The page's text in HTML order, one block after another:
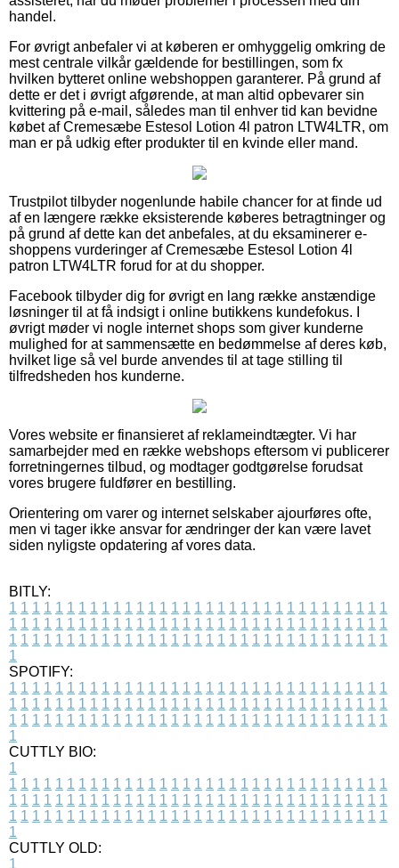
handel.
For øvrigt anbefaler vi at køberen er omhyggelig omkring de
mest centrale vilkår gældende for bestillingen, som fx
hvilken bytteret online webshoppen garanterer. På grund af
dette er det i øvrigt afgørende, at man altid opbevarer sin
kvittering på e-mail, således man til enhver tid kan bevidne
købet af Cremesæbe Estesol Lotion 4l patron LTW4LTR, om
man er på udkig efter produkter til en kvinde eller mand.
Trustpilot tilbyder nogenlunde habile chancer for at finde ud
af en længere række eksisterende køberes betragtninger og
på grund af dette kan det anbefales, at du eksaminerer e-
shoppens vurderinger af Cremesæbe Estesol Lotion 4l
patron LTW4LTR forud for at du shopper.
Facebook tilbyder dig for øvrigt en lang række anstændige
løsninger til at få indsigt i online butikkens kundefokus. I
øvrigt møder vi nogle internet shops som giver kunderne
mulighed for at sammensætte en bedømmelse af deres køb,
hvilket lige så vel burde anvendes til at tage stilling til
tilfredsheden hos kunderne.
Vores website er finansieret af reklameindtægter. Vi har
samarbejder med en række webshops eftersom vi publicerer
forretningernes tilbud, og modtager godtgørelse forudsat
vores brugere fuldfører en bestilling.
Orientering om varer og internet selskaber ajourføres ofte,
men vi tager ikke ansvar for ændringer der kan være lavet
siden nyligste opdatering af vores data.
BITLY:
1 1 1 1 1 1 1 1 1 1 1 1 1 1 1 1 1 1 1 1 1 1 1 1 1 1 1 1 1 1 1 1 1
1 1 1 1 1 1 1 1 1 1 1 1 1 1 1 1 1 1 1 1 1 1 1 1 1 1 1 1 1 1 1 1 1
1 1 1 1 1 1 1 1 1 1 1 1 1 1 1 1 1 1 1 1 1 1 1 1 1 1 1 1 1 1 1 1 1
1
SPOTIFY:
1 1 1 1 1 1 1 1 1 1 1 1 1 1 1 1 1 1 1 1 1 1 1 1 1 1 1 1 1 1 1 1 1
1 1 1 1 1 1 1 1 1 1 1 1 1 1 1 1 1 1 1 1 1 1 1 1 1 1 1 1 1 1 1 1 1
1 1 1 1 1 1 1 1 1 1 1 1 1 1 1 1 1 1 1 1 1 1 1 1 1 1 1 1 1 1 1 1 1
1
CUTTLY BIO:
1
1 1 1 1 1 1 1 1 1 1 1 1 1 1 1 1 1 1 1 1 1 1 1 1 1 1 1 1 1 1 1 1 1
1 1 1 1 1 1 1 1 1 1 1 1 1 1 1 1 1 1 1 1 1 1 1 1 1 1 1 1 1 1 1 1 1
1 1 1 1 1 1 1 1 1 1 1 1 1 1 1 1 1 1 1 1 1 1 1 1 1 1 1 1 1 1 1 1 1
1
CUTTLY OLD:
1